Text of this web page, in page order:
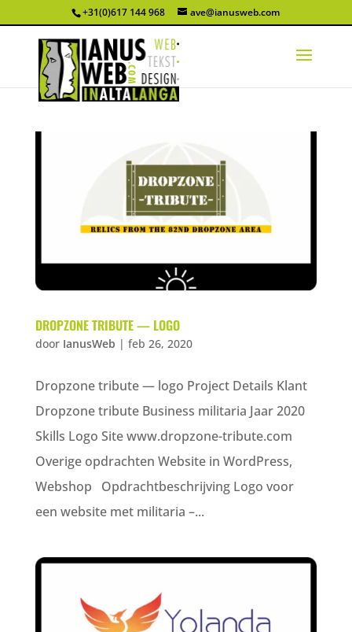
+31(0)617 144 968 ave@ianusweb.com
DROPZONE TRIBUTE — LOGO
door IanusWeb | feb 26, 2020
Dropzone tribute — logo Project Details Klant
Dropzone tribute Business militaria Jaar 2020
Skills Logo Site www.dropzone-tribute.com
Overige opdrachten Website in WordPress,
Webshop Opdrachtbeschrijving Logo voor
een website met militaria –...